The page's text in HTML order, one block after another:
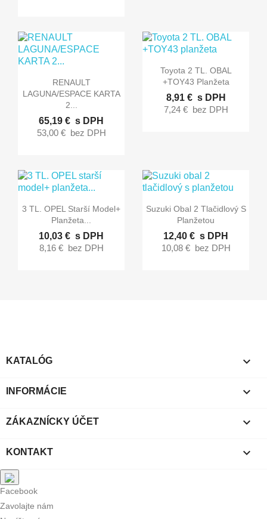
Rýchly náhľad
RENAULT
LAGUNA/ESPACE KARTA
2...
65,19 € s DPH
53,00 € bez DPH
Rýchly náhľad
Toyota 2 TL. OBAL
+TOY43 Planžeta
8,91 € s DPH
7,24 € bez DPH
Rýchly náhľad
3 TL. OPEL Starší Model+
Planžeta...
10,03 € s DPH
8,16 € bez DPH
 Rýchly náhľad
Suzuki Obal 2 Tlačidlový S
Planžetou
12,40 € s DPH
10,08 € bez DPH
KATALÓG 
INFORMÁCIE 
ZÁKAZNÍCKY ÚČET 
KONTAKT 
Facebook
Zavolajte nám